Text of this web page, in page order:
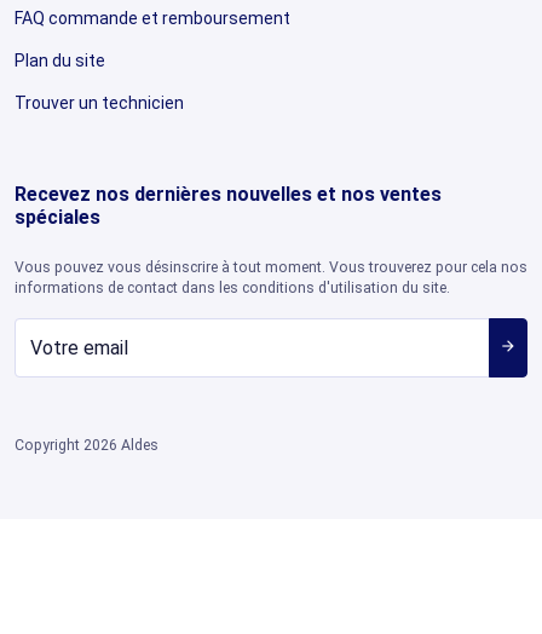
FAQ commande et remboursement
Plan du site
Trouver un technicien
Recevez nos dernières nouvelles et nos ventes
spéciales
Vous pouvez vous désinscrire à tout moment. Vous trouverez pour cela nos
informations de contact dans les conditions d'utilisation du site.
arrow_forward
Copyright 2026 Aldes